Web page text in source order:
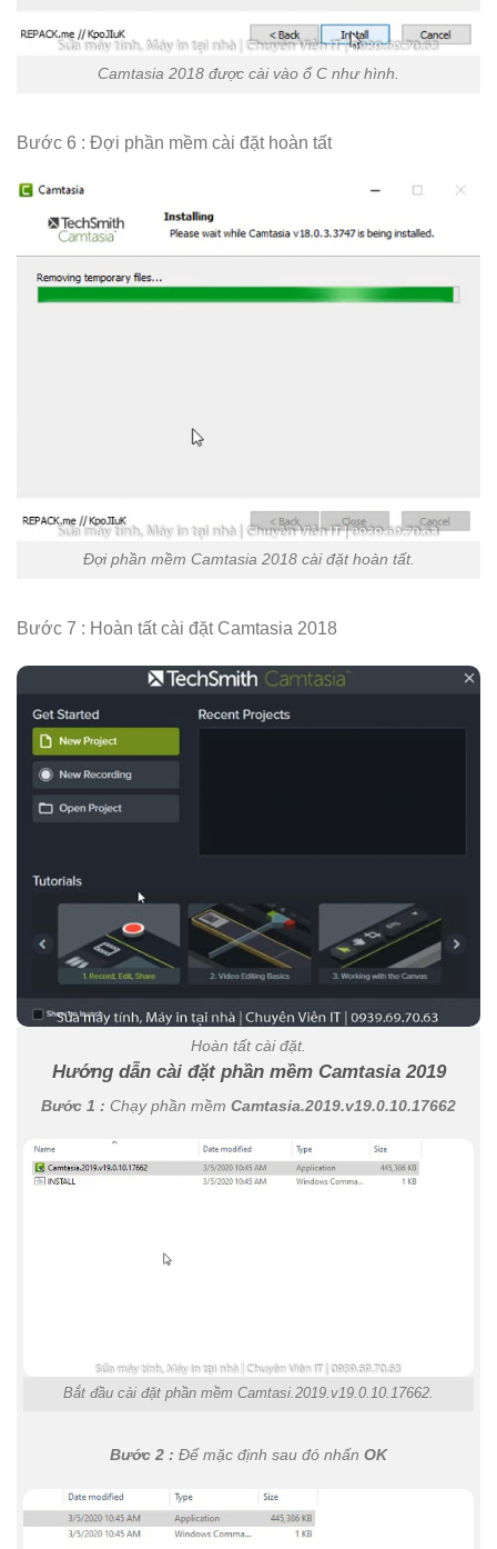
Camtasia 2018 được cài vào ổ C như hình.
Bước 6 : Đợi phần mềm cài đặt hoàn tất
Đợi phần mềm Camtasia 2018 cài đặt hoàn tất.
Bước 7 : Hoàn tất cài đặt Camtasia 2018
Hoàn tất cài đặt.
Hướng dẫn cài đặt phần mềm Camtasia 2019
Bước 1 : Chạy phần mềm Camtasia.2019.v19.0.10.17662
Bắt đầu cài đặt phần mềm Camtasi.2019.v19.0.10.17662.
Bước 2 : Để mặc định sau đó nhấn OK